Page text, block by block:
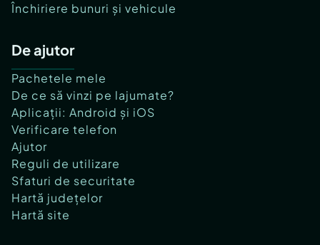
Închiriere bunuri și vehicule
De ajutor
Pachetele mele
De ce să vinzi pe lajumate?
Aplicații: Android și iOS
Verificare telefon
Ajutor
Reguli de utilizare
Sfaturi de securitate
Hartă județelor
Hartă site